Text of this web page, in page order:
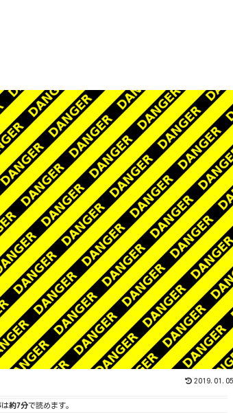
2019.01.05
約7分で読めます。